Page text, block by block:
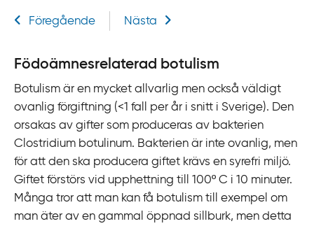
Relaterad information
Föregående Nästa
Födoämnesrelaterad botulism
Botulism är en mycket allvarlig men också väldigt
ovanlig förgiftning (<1 fall per år i snitt i Sverige). Den
orsakas av gifter som produceras av bakterien
Clostridium botulinum. Bakterien är inte ovanlig, men
för att den ska producera giftet krävs en syrefri miljö.
Giftet förstörs vid upphettning till 100º C i 10 minuter.
Många tror att man kan få botulism till exempel om
man äter av en gammal öppnad sillburk, men detta